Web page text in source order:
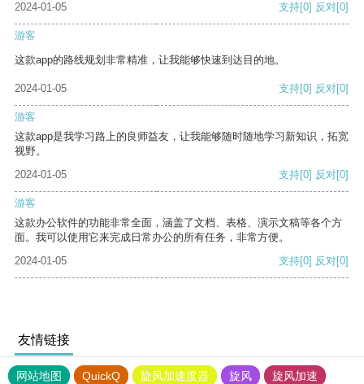
2024-01-05 支持[0] 反对[0]
游客
这款app的路线规划非常精准，让我能够快速到达目的地。
2024-01-05 支持[0] 反对[0]
游客
这款app是我学习路上的良师益友，让我能够随时随地学习新知识，拓宽
视野。
2024-01-05
支持[0] 反对[0]
游客
这款办公软件的功能非常全面，涵盖了文档、表格、演示文稿等各个方
面。我可以使用它来完成日常办公的所有任务，非常方便。
2024-01-05
支持[0] 反对[0]
友情链接
网站地图 QuickQ 旋风加速度器 旋风
旋风加速